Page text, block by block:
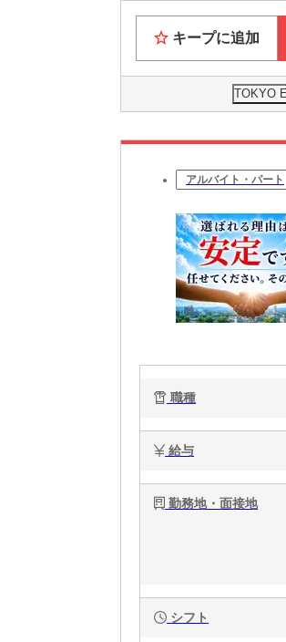
キープに追加
TOKYO
アルバイト・パート
職種
給与
勤務地・面接地
シフト